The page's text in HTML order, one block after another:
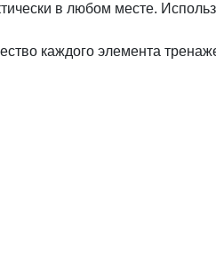
в любом месте.
каждого элемента